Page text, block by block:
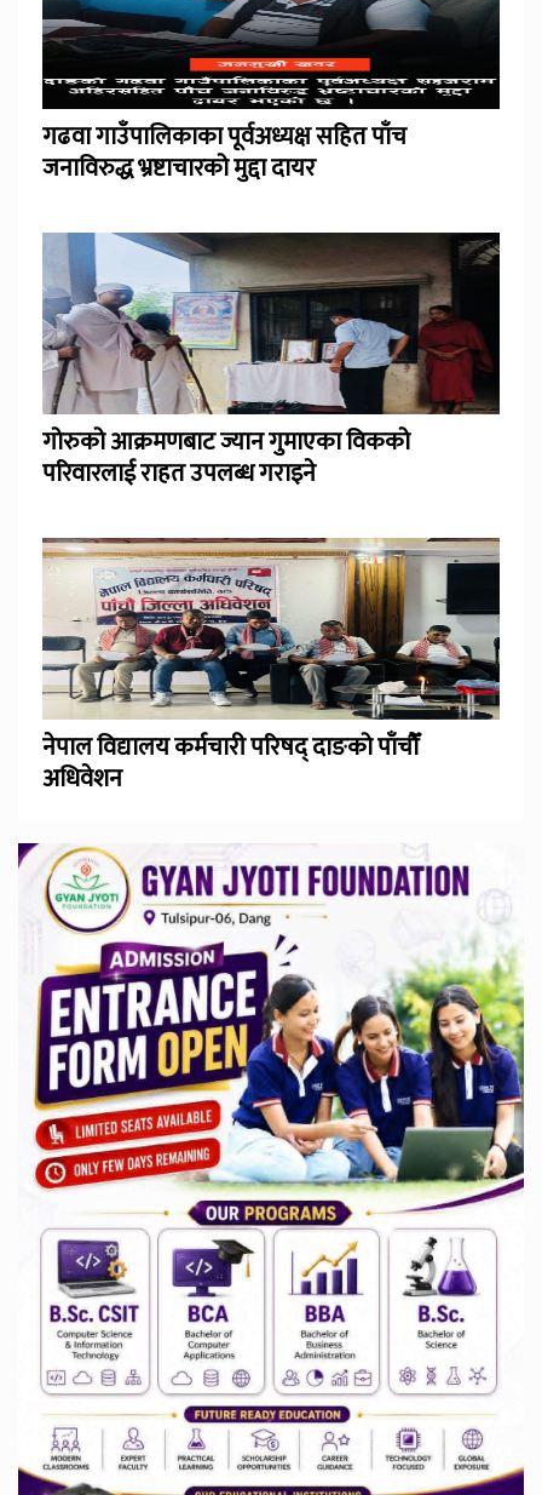
गढवा गाउँपालिकाका पूर्वअध्यक्ष सहित पाँच
जनाविरुद्ध भ्रष्टाचारको मुद्दा दायर
गोरुको आक्रमणबाट ज्यान गुमाएका विकको
परिवारलाई राहत उपलब्ध गराइने
नेपाल विद्यालय कर्मचारी परिषद् दाङको पाँचौँ
अधिवेशन